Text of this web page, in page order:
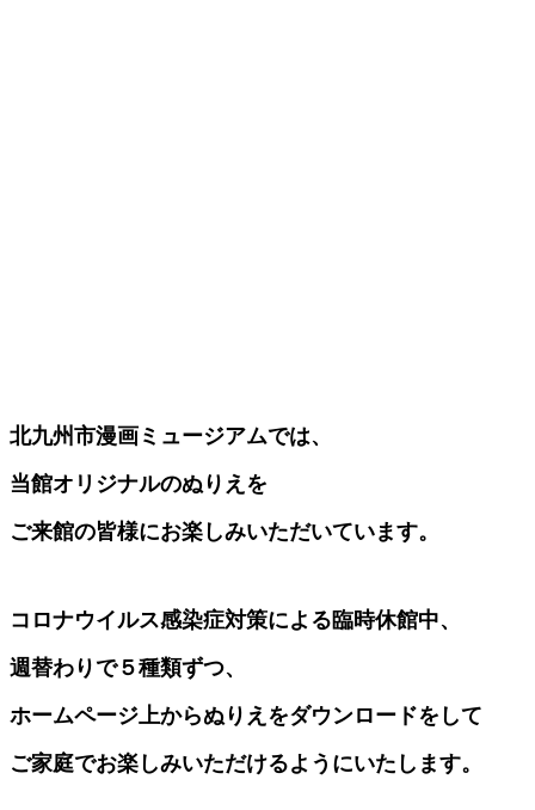
北九州市漫画ミュージアムでは、
当館オリジナルのぬりえを
ご来館の皆様にお楽しみいただいています。
コロナウイルス感染症対策による臨時休館中、
週替わりで５種類ずつ、
ホームページ上からぬりえをダウンロードをして
ご家庭でお楽しみいただけるようにいたします。